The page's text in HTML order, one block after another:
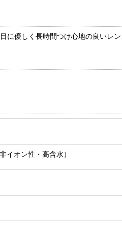
優しく長時間つけ心地の良いレン
イオン性・高含水）